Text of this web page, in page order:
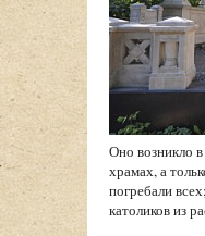
Оно возникло
храмах, а
погребали
католиков из